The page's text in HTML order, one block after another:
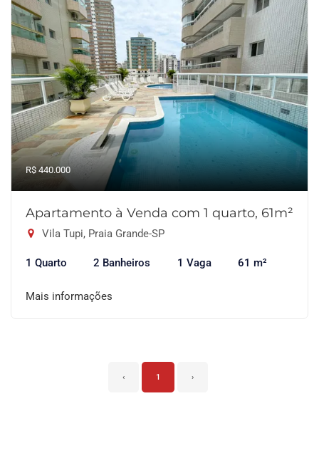
R$ 440.000
Apartamento à Venda com 1 quarto, 61m²
Vila Tupi, Praia Grande-SP
1 Quarto 2 Banheiros 1 Vaga 61 m²
Mais informações
‹ 1 ›